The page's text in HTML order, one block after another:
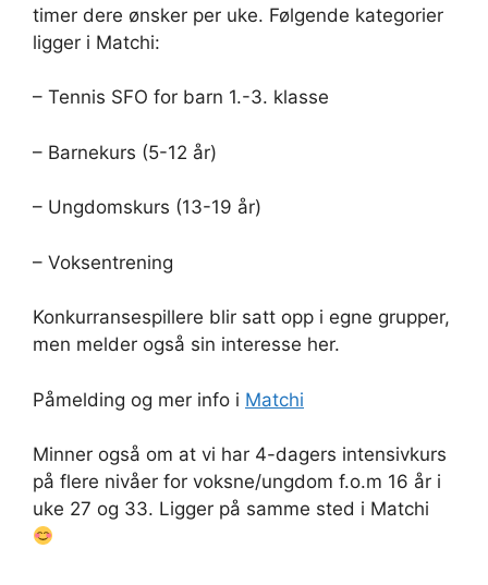
timer dere ønsker per uke. Følgende kategorier
ligger i Matchi:
– Tennis SFO for barn 1.-3. klasse
– Barnekurs (5-12 år)
– Ungdomskurs (13-19 år)
– Voksentrening
Konkurransespillere blir satt opp i egne grupper,
men melder også sin interesse her.
Påmelding og mer info i Matchi
Minner også om at vi har 4-dagers intensivkurs
på flere nivåer for voksne/ungdom f.o.m 16 år i
uke 27 og 33. Ligger på samme sted i Matchi